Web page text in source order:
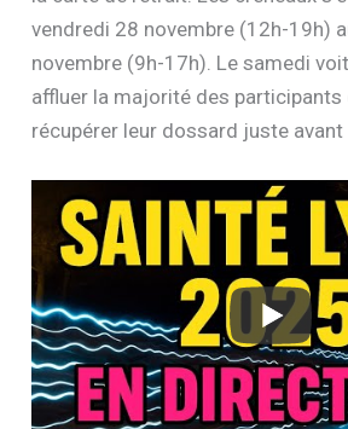
vendredi 28 novembre (12h-19h)
novembre (9h-17h). Le samedi
affluer la majorité des
récupérer leur dossard juste avant